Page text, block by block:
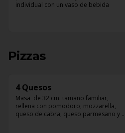
individual con un vaso de bebida
Pizzas
4 Quesos
Masa  de 32 cm. tamaño familiar,
rellena con pomodoro, mozzarella,
queso de cabra, queso parmesano y